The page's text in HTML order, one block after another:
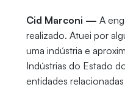
Cid Marconi — A
realizado. Atuei por
uma indústria e
Indústrias do Estado
entidades relacionadas